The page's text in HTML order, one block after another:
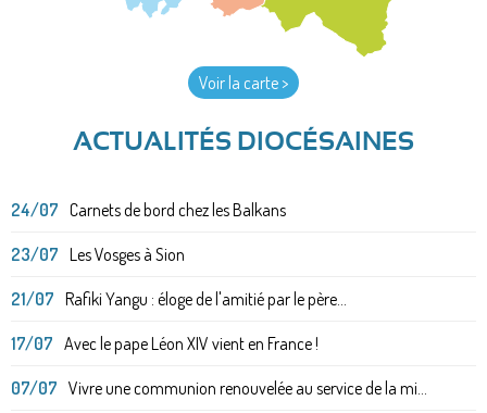
Voir la carte >
ACTUALITÉS DIOCÉSAINES
24/07 Carnets de bord chez les Balkans
23/07 Les Vosges à Sion
21/07 Rafiki Yangu : éloge de l'amitié par le père...
17/07 Avec le pape Léon XIV vient en France !
07/07 Vivre une communion renouvelée au service de la mi...